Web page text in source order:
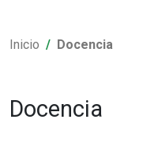
Inicio Docencia
Docencia